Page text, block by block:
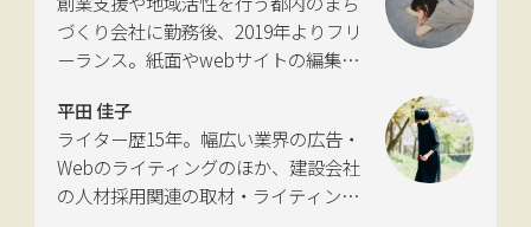
『LIGARE』初代編集長を経て、2013年
に独立。国土交通省の「自転車の活用
推進に向けた有識者会議」、「交通政
共交通部会」、「MaaS関連データ検
討会」、SIP第2期自動運転（システム
とサービスの拡張）ピアレビュー委員
会などの委員を歴任。
づくり会社に勤務後、2019年よりフリ
ーランス。紙面やwebサイトの編集、
どの執筆を中心に、ジャンルを問わず
活動。四国にある築100年の実家をど
う生かすかが長年の悩み。
平田 佳子
ライター歴15年。幅広い業界の広告・
Webのライティングのほか、建設会社
の人材採用関連の取材・ライティング